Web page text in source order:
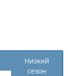
Низкий
сезон